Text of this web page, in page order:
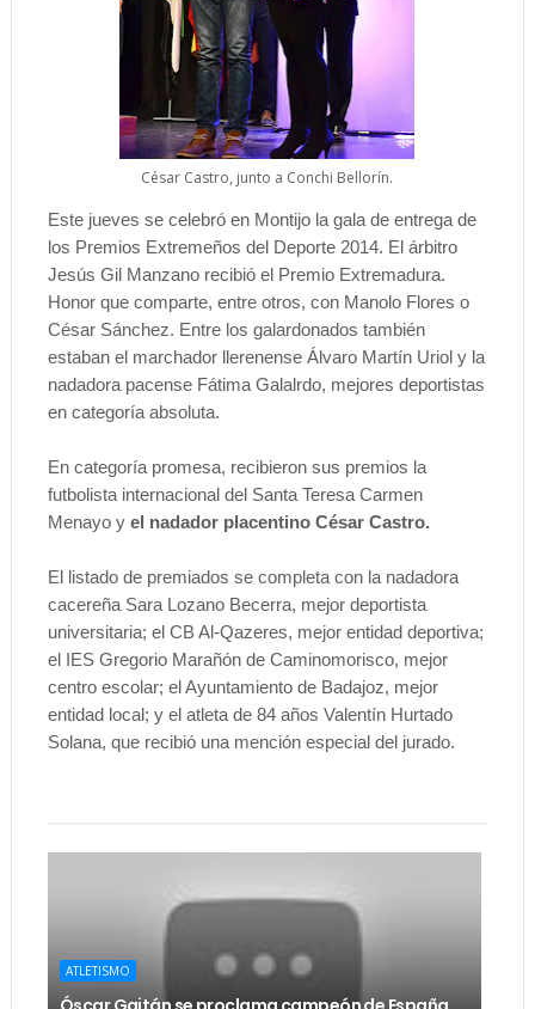
César Castro, junto a Conchi Bellorín.
Este jueves se celebró en Montijo la gala de entrega de
los Premios Extremeños del Deporte 2014. El árbitro
Jesús Gil Manzano recibió el Premio Extremadura.
Honor que comparte, entre otros, con Manolo Flores o
César Sánchez. Entre los galardonados también
estaban el marchador llerenense Álvaro Martín Uriol y la
nadadora pacense Fátima Galalrdo, mejores deportistas
en categoría absoluta.
En categoría promesa, recibieron sus premios la
futbolista internacional del Santa Teresa Carmen
Menayo y el nadador placentino César Castro.
El listado de premiados se completa con la nadadora
cacereña Sara Lozano Becerra, mejor deportista
universitaria; el CB Al-Qazeres, mejor entidad deportiva;
el IES Gregorio Marañón de Caminomorisco, mejor
centro escolar; el Ayuntamiento de Badajoz, mejor
entidad local; y el atleta de 84 años Valentín Hurtado
Solana, que recibió una mención especial del jurado.
ATLETISMO